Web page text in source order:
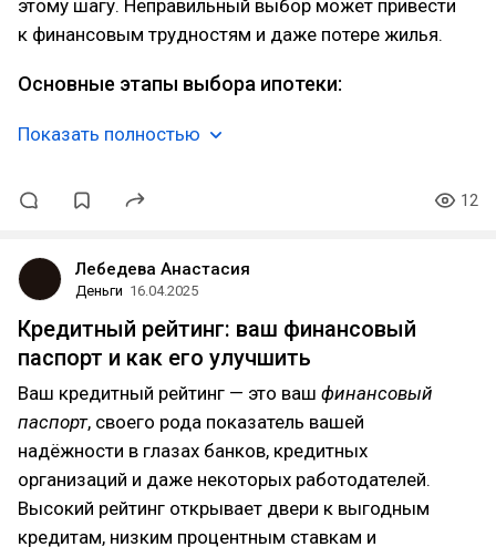
этому шагу. Неправильный выбор может привести
к финансовым трудностям и даже потере жилья.
Основные этапы выбора ипотеки:
Показать полностью
12
Лебедева Анастасия
Деньги 16.04.2025
Кредитный рейтинг: ваш финансовый
паспорт и как его улучшить
Ваш кредитный рейтинг — это ваш финансовый
паспорт, своего рода показатель вашей
надёжности в глазах банков, кредитных
организаций и даже некоторых работодателей.
Высокий рейтинг открывает двери к выгодным
кредитам, низким процентным ставкам и